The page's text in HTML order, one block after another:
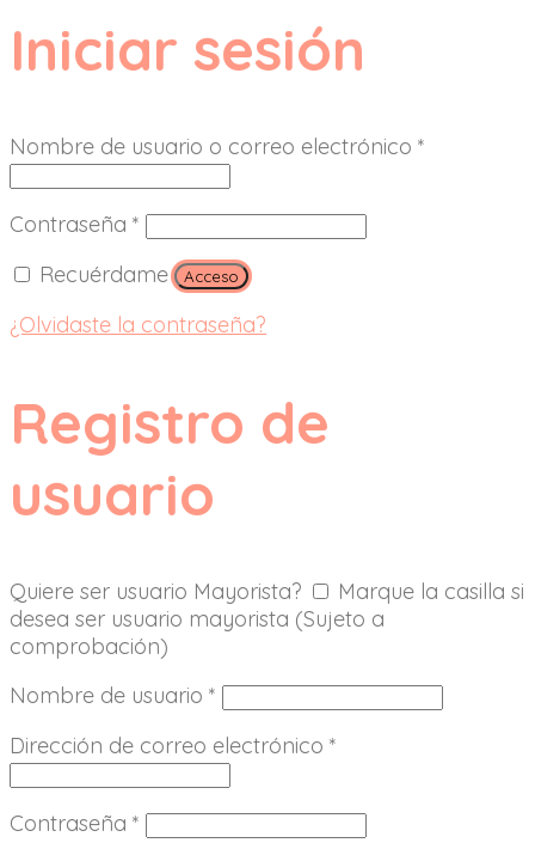
Iniciar sesión
Nombre de usuario o correo electrónico *
Contraseña *
Recuérdame
Acceso
¿Olvidaste la contraseña?
Registro de
usuario
Quiere ser usuario Mayorista?
Marque la casilla si
desea ser usuario mayorista (Sujeto a
comprobación)
Nombre de usuario *
Dirección de correo electrónico *
Contraseña *